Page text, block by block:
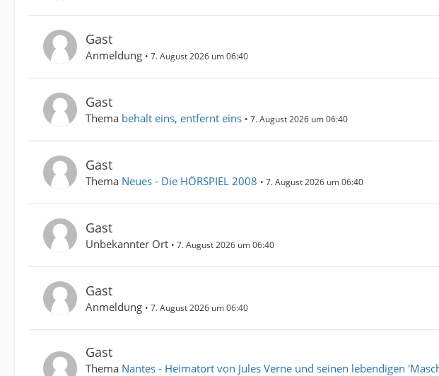
Gast
Anmeldung 7. August 2026 um 06:40
Gast
Thema behalt eins, entfernt eins 7. August 2026 um 06:40
Gast
Thema Neues - Die HÖRSPIEL 2008 7. August 2026 um 06:40
Gast
Unbekannter Ort 7. August 2026 um 06:40
Gast
Anmeldung 7. August 2026 um 06:40
Gast
Thema Nantes - Heimatort von Jules Verne und seinen lebendigen